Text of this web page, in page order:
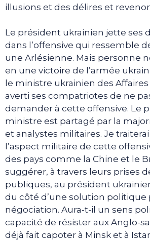
illusions et des délires et
Le président ukrainien jette ses
dans l’offensive qui ressemble
une Arlésienne. Mais personne
en une victoire de l’armée
le ministre ukrainien des
averti ses compatriotes de ne
demander à cette offensive. Le
ministre est partagé par la
et analystes militaires. Je
l’aspect militaire de cette
des pays comme la Chine et le
suggérer, à travers leurs prises
publiques, au président
du côté d’une solution politique
négociation. Aura-t-il un sens
capacité de résister aux Anglo-
déjà fait capoter à Minsk et à